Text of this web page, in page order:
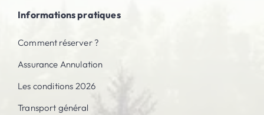
Informations pratiques
Comment réserver ?
Assurance Annulation
Les conditions 2026
Transport général